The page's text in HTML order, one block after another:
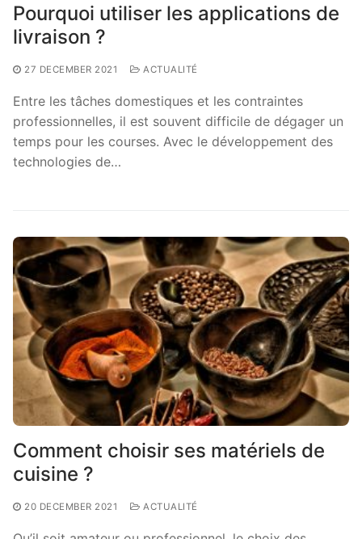
Pourquoi utiliser les applications de
livraison ?
27 DECEMBER 2021 ACTUALITÉ
Entre les tâches domestiques et les contraintes
professionnelles, il est souvent difficile de dégager un
temps pour les courses. Avec le développement des
technologies de…
Comment choisir ses matériels de
cuisine ?
20 DECEMBER 2021 ACTUALITÉ